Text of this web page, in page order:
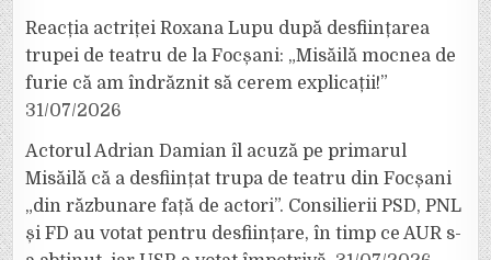
Reacția actriței Roxana Lupu după desființarea
trupei de teatru de la Focșani: „Misăilă mocnea de
furie că am îndrăznit să cerem explicații!”
31/07/2026
Actorul Adrian Damian îl acuză pe primarul
Misăilă că a desființat trupa de teatru din Focșani
„din răzbunare față de actori”. Consilierii PSD, PNL
și FD au votat pentru desființare, în timp ce AUR s-